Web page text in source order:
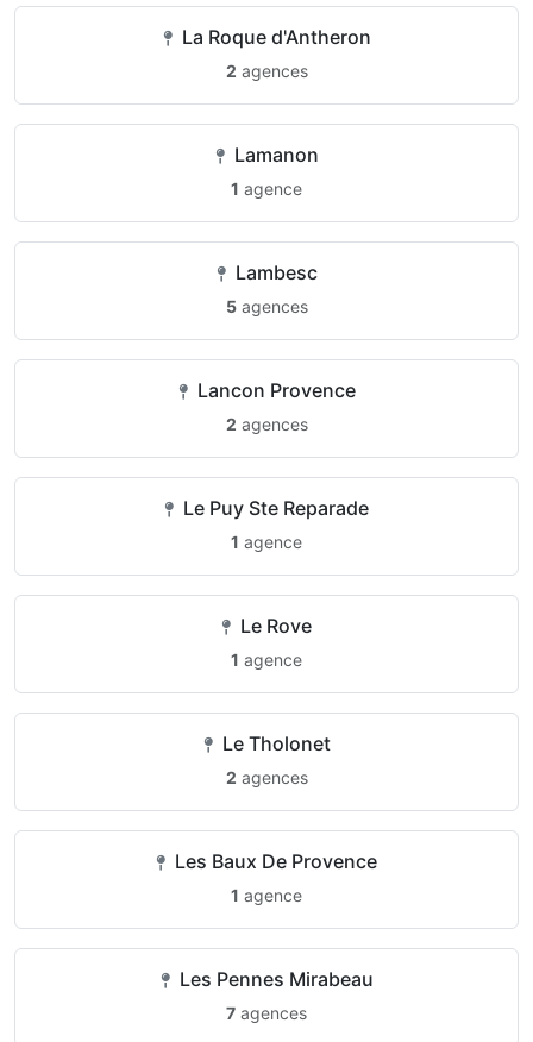
La Roque d'Antheron
2 agences
Lamanon
1 agence
Lambesc
5agences
Lancon Provence
2 agences
Le Puy Ste Reparade
1 agence
Le Rove
1 agence
Le Tholonet
2 agences
Les Baux De Provence
1 agence
Les Pennes Mirabeau
7 agences